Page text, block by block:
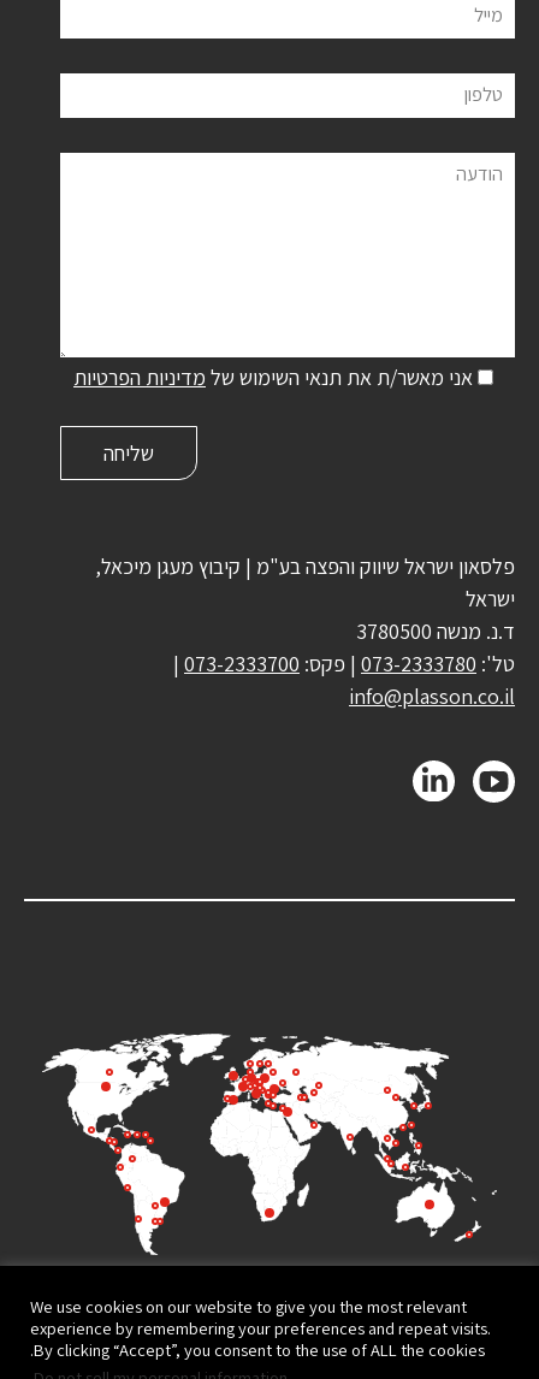
מייל
טלפון
הודעה
אני מאשר/ת את תנאי השימוש של מדיניות הפרטיות
פלסאון ישראל שיווק והפצה בע"מ | קיבוץ מעגן מיכאל,
ישראל
ד.נ. מנשה 3780500
טל': 073-2333780 | פקס: 073-2333700
|
info@plasson.co.il
We use cookies on our website to give you the most relevant
experience by remembering your preferences and repeat visits.
By clicking “Accept”, you consent to the use of ALL the cookies.